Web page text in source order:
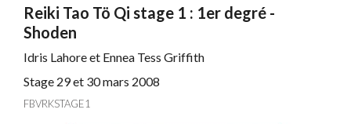
Reiki Tao Tö Qi stage 1 : 1er degré -
Shoden
Idris Lahore et Ennea Tess Griffith
Stage 29 et 30 mars 2008
FBVRKSTAGE1